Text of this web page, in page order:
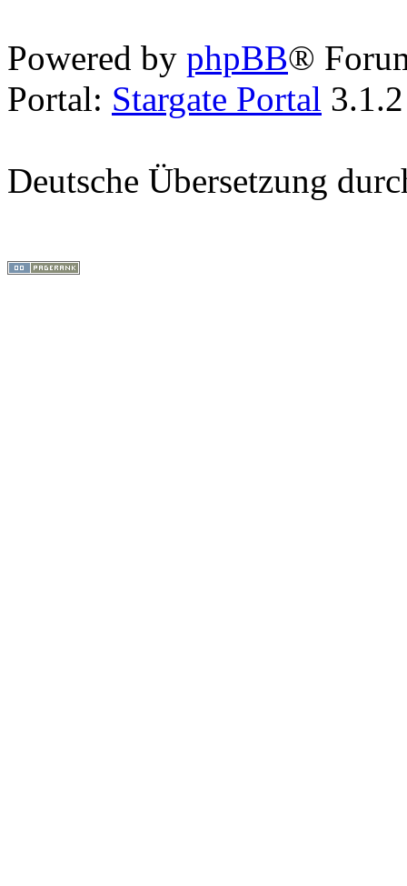
Powered by phpBB®
Portal: Stargate Portal
Deutsche Übersetzung